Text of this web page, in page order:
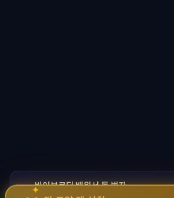
🚀바이브코딩 배워서 돈 벌자
코딩 몰라도 AI로 자동화 수익 시스템 구축 · 무료
✦